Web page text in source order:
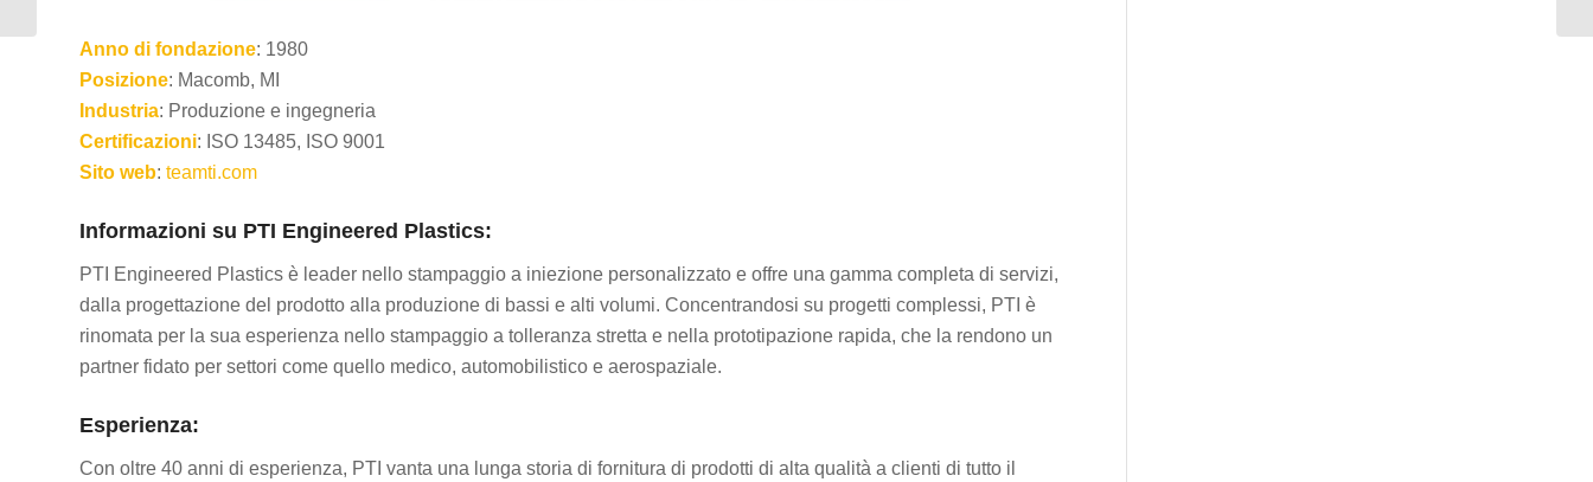
Anno di fondazione: 1980
Posizione: Macomb, MI
Industria: Produzione e ingegneria
Certificazioni: ISO 13485, ISO 9001
Sito web: teamti.com
Informazioni su PTI Engineered Plastics:
PTI Engineered Plastics è leader nello stampaggio a iniezione personalizzato e offre una gamma completa di servizi,
dalla progettazione del prodotto alla produzione di bassi e alti volumi. Concentrandosi su progetti complessi, PTI è
rinomata per la sua esperienza nello stampaggio a tolleranza stretta e nella prototipazione rapida, che la rendono un
partner fidato per settori come quello medico, automobilistico e aerospaziale.
Esperienza:
Con oltre 40 anni di esperienza, PTI vanta una lunga storia di fornitura di prodotti di alta qualità a clienti di tutto il